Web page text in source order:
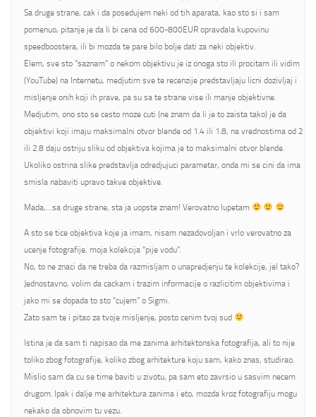
Sa druge strane, cak i da posedujem neki od tih aparata, kao sto si i sam
pomenuo, pitanje je da li bi cena od 600-800EUR opravdala kupovinu
speedboostera, ili bi mozda te pare bilo bolje dati za neki objektiv.
Elem, sve sto “saznam” o nekom objektivu je iz onoga sto ili procitam ili vidim
(YouTube) na Internetu, medjutim sve te recenzije predstavljaju licni dozivljaj i
misljenje onih koji ih prave, pa su sa te strane vise ili manje objektivne.
Medjutim, ono sto se cesto moze cuti (ne znam da li je to zaista tako) je da
objektivi koji imaju maksimalni otvor blende od 1.4 ili 1.8, na vrednostima od 2
ili 2.8 daju ostriju sliku od objektiva kojima je to maksimalni otvor blende.
Ukoliko ostrina slike predstavlja odredjujuci parametar, onda mi se cini da ima
smisla nabaviti upravo takve objektive.
Mada,…sa druge strane, sta ja uopste znam! Verovatno lupetam
A sto se tice objektiva koje ja imam, nisam nezadovoljan i vrlo verovatno za
ucenje fotografije, moja kolekcija “pije vodu”.
No, to ne znaci da ne treba da razmisljam o unapredjenju te kolekcije, jel tako?
Jednostavno, volim da cackam i trazim informacije o razlicitim objektivima i
jako mi se dopada to sto “cujem” o Sigmi.
Zato sam te i pitao za tvoje misljenje, posto cenim tvoj sud
Istina je da sam ti napisao da me zanima arhitektonska fotografija, ali to nije
toliko zbog fotografije, koliko zbog arhitekture koju sam, kako znas, studirao.
Mislio sam da cu se time baviti u zivotu, pa sam eto zavrsio u sasvim necem
drugom. Ipak i dalje me arhitektura zanima i eto, mozda kroz fotografiju mogu
nekako da obnovim tu vezu.